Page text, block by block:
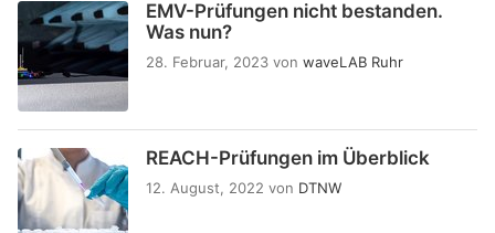
EMV-Prüfungen nicht bestanden.
Was nun?
28. Februar, 2023 von waveLAB Ruhr
REACH-Prüfungen im Überblick
12. August, 2022 von DTNW